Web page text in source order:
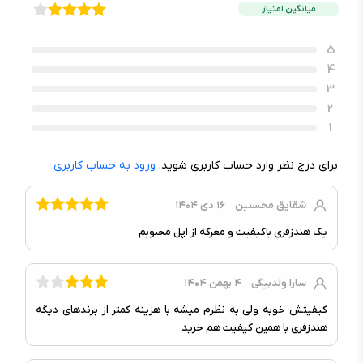
Awareness برای کم کردن موسیقی
نویز محیط در مکالمه, نویز کنسلینگ
باتری و شارژ
باتری : باتری داخلی در کیس و گوشی‌ها
شارژ :
درگاه Type-C, شارژ بی‌سیم
مدت‌زمان شارژ شدن :
تا ۱ ساعت پخش موسیقی و ۱ ساعت
میانگین امتیاز
5
4
3
2
1
برای درج نظر وارد حساب کاربری شوید. ورود به حساب کاربری
شقایق محسنین
۱۶ دی ۱۴۰۴
یک هندزفری باکیفیت و معرکه از اپل محبوبم
سارا ولدبیگی
۴ بهمن ۱۴۰۴
کیفیتش خوبه ولی به نظرم میشه با هزینه کمتر از برندهای دیگه
هندزفری با همین کیفیت هم خرید